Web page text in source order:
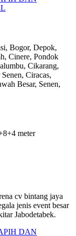
Bogor, Depok,
Cinere, Pondok
Cikarang,
Ciracas,
Besar, Senen,
meter
cv bintang jaya
jenis event besar
Jabodetabek.